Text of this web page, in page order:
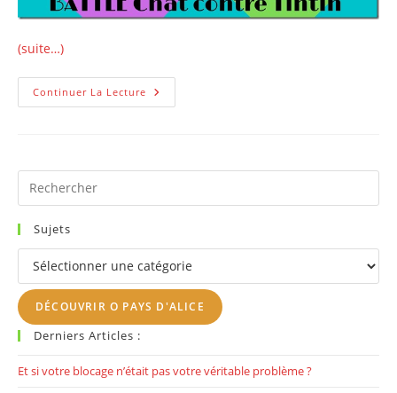
(suite…)
Continuer La Lecture Un
Chat
Sujets
Sujets
DÉCOUVRIR O PAYS D'ALICE
Derniers Articles :
Et si votre blocage n’était pas votre véritable problème ?